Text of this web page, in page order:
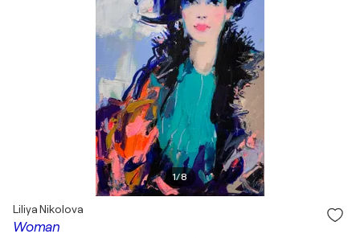
1/8
Woman
Liliya Nikolova